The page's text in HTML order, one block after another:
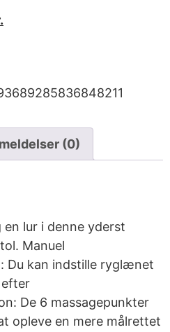
(0)
lur i denne yderst
Manuel
Du kan indstille ryglænet
De 6 massagepunkter
opleve en mere målrettet